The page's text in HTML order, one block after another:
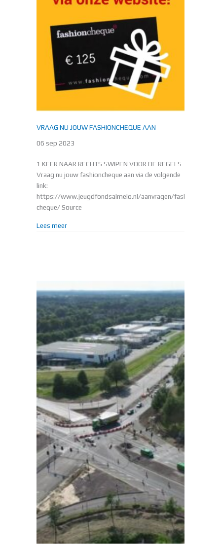
VRAAG NU JOUW FASHIONCHEQUE AAN
06 sep 2023
1 KEER NAAR RECHTS SWIPEN VOOR DE REGELS
Vraag nu jouw fashioncheque aan via de volgende
link:
https://www.jeugdfondsalmelo.nl/aanvragen/fashion-
cheque/ Source
Lees meerabout VRAAG NU JOUW FASHIONCHEQUE AAN